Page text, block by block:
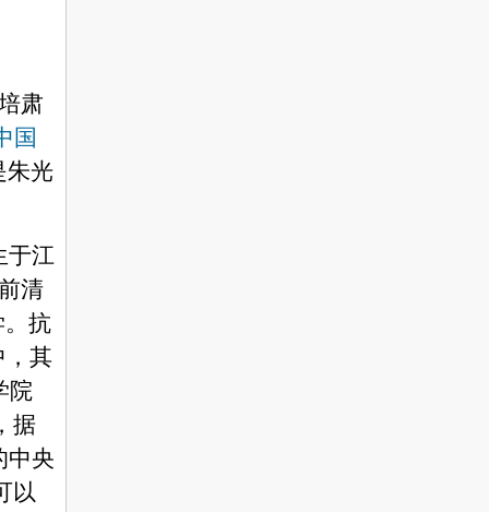
肃
国
朱光
于江
清
。抗
，其
院
据
中央
以